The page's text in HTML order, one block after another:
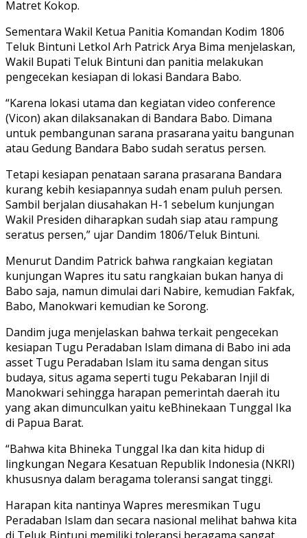
Matret Kokop.
Sementara Wakil Ketua Panitia Komandan Kodim 1806
Teluk Bintuni Letkol Arh Patrick Arya Bima menjelaskan,
Wakil Bupati Teluk Bintuni dan panitia melakukan
pengecekan kesiapan di lokasi Bandara Babo.
“Karena lokasi utama dan kegiatan video conference
(Vicon) akan dilaksanakan di Bandara Babo. Dimana
untuk pembangunan sarana prasarana yaitu bangunan
atau Gedung Bandara Babo sudah seratus persen.
Tetapi kesiapan penataan sarana prasarana Bandara
kurang kebih kesiapannya sudah enam puluh persen.
Sambil berjalan diusahakan H-1 sebelum kunjungan
Wakil Presiden diharapkan sudah siap atau rampung
seratus persen,” ujar Dandim 1806/Teluk Bintuni.
Menurut Dandim Patrick bahwa rangkaian kegiatan
kunjungan Wapres itu satu rangkaian bukan hanya di
Babo saja, namun dimulai dari Nabire, kemudian Fakfak,
Babo, Manokwari kemudian ke Sorong.
Dandim juga menjelaskan bahwa terkait pengecekan
kesiapan Tugu Peradaban Islam dimana di Babo ini ada
asset Tugu Peradaban Islam itu sama dengan situs
budaya, situs agama seperti tugu Pekabaran Injil di
Manokwari sehingga harapan pemerintah daerah itu
yang akan dimunculkan yaitu keBhinekaan Tunggal Ika
di Papua Barat.
“Bahwa kita Bhineka Tunggal Ika dan kita hidup di
lingkungan Negara Kesatuan Republik Indonesia (NKRI)
khususnya dalam beragama toleransi sangat tinggi.
Harapan kita nantinya Wapres meresmikan Tugu
Peradaban Islam dan secara nasional melihat bahwa kita